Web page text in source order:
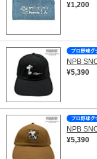
¥1,200
NPB
¥5,390
NPB
¥5,390